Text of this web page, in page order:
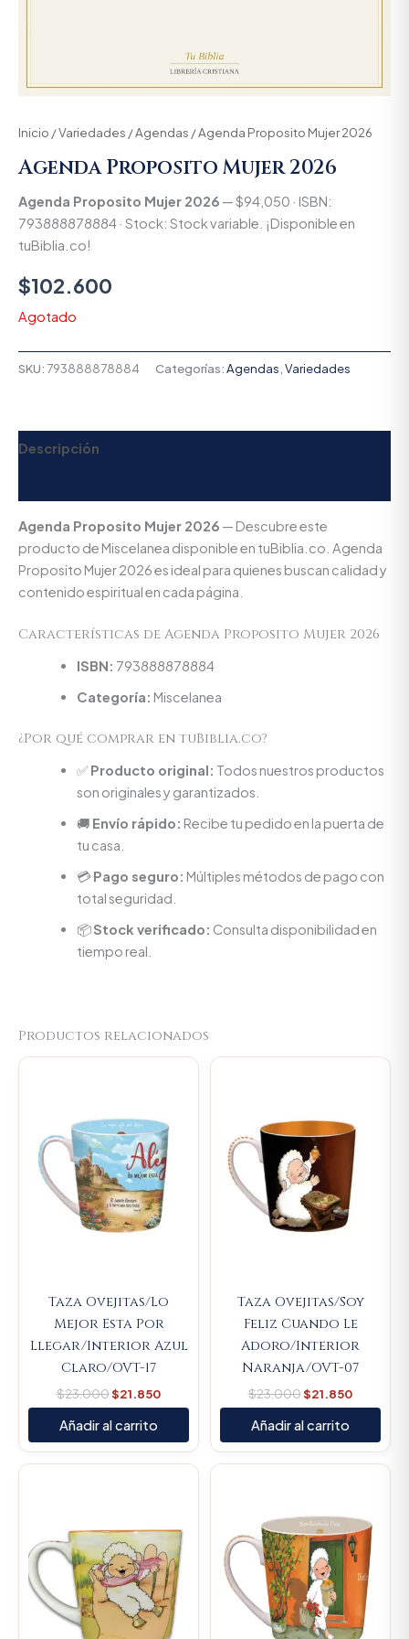
Inicio /Variedades /Agendas / Agenda Proposito Mujer 2026
Agenda Proposito Mujer 2026
Agenda Proposito Mujer 2026 — $94,050 · ISBN:
793888878884 · Stock: Stock variable. ¡Disponible en
tuBiblia.co!
$102.600
Agotado
SKU: 793888878884 Categorías:Agendas Variedades
Descripción
Agenda Proposito Mujer 2026 — Descubre este
producto de Miscelanea disponible en tuBiblia.co. Agenda
Proposito Mujer 2026 es ideal para quienes buscan calidad y
contenido espiritual en cada página.
Características de Agenda Proposito Mujer 2026
ISBN: 793888878884
Categoría: Miscelanea
¿Por qué comprar en tuBiblia.co?
✅ Producto original: Todos nuestros productos
son originales y garantizados.
🚚 Envío rápido: Recibe tu pedido en la puerta de
tu casa.
💳Pago seguro: Múltiples métodos de pago con
total seguridad.
📦Stock verificado: Consulta disponibilidad en
tiempo real.
Productos relacionados
Taza Ovejitas/Lo
Mejor Esta Por
Llegar/Interior Azul
Claro/OVT-17
$23.000$21.850
Current
Añadir al carrito
Taza Ovejitas/Soy
Feliz Cuando Le
Adoro/Interior
Naranja/OVT-07
$23.000$21.850
Current
Añadir al carrito
Current
$23.000.
Current
$21.850.